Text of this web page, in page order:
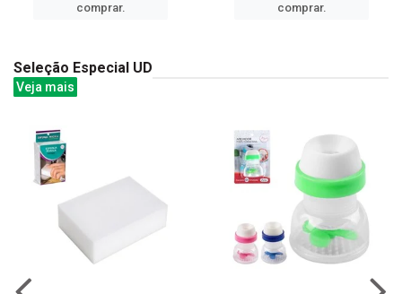
comprar.
comprar.
Seleção Especial UD
Veja mais